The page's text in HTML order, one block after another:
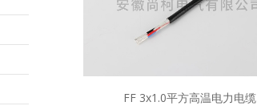
FF 3x1.0平方高温电力电缆